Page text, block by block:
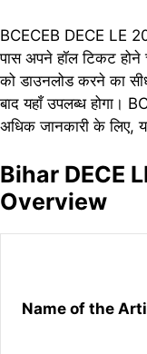
BCECEB DECE LE
पास अपने हॉल टिकट होने
को डाउनलोड करने का
बाद यहाँ उपलब्ध होगा।
अधिक जानकारी के लिए,
Bihar DECE
Overview
Name of the